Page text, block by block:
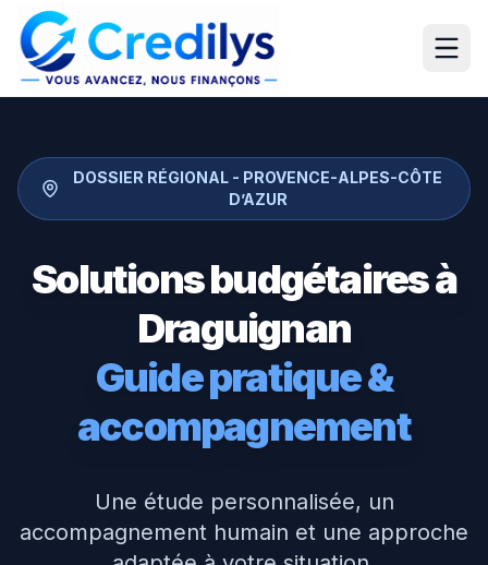
DOSSIER RÉGIONAL - PROVENCE-ALPES-CÔTE
D’AZUR
Solutions budgétaires à
Draguignan
Guide pratique &
accompagnement
Une étude personnalisée, un
accompagnement humain et une approche